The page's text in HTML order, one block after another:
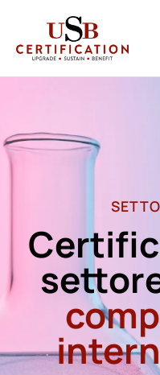
contenuto